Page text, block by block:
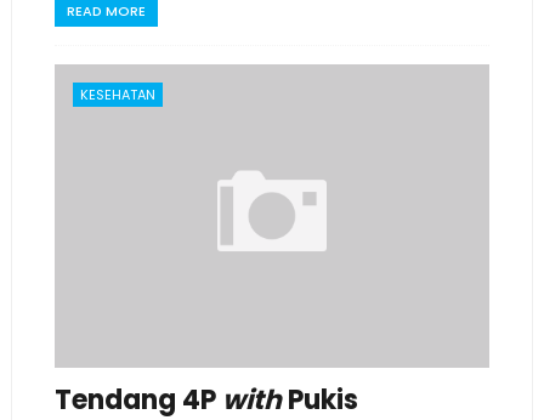
READ MORE
KESEHATAN
Tendang 4P withPukis